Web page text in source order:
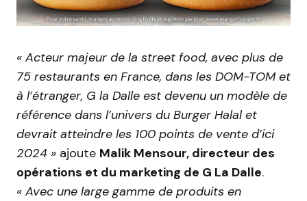
« Acteur majeur de la street food, avec plus de
75 restaurants en France, dans les DOM-TOM et
à l’étranger, G la Dalle est devenu un modèle de
référence dans l’univers du Burger Halal et
devrait atteindre les 100 points de vente d’ici
2024 » ajoute Malik Mensour, directeur des
opérations et du marketing de G La Dalle.
« Avec une large gamme de produits en